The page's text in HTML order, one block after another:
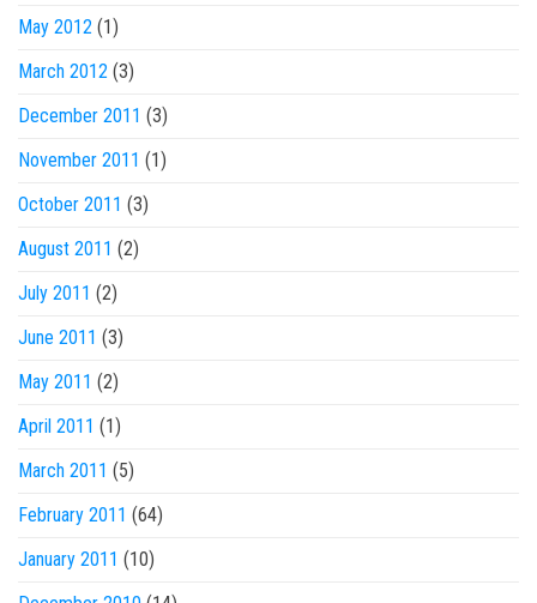
May 2012 (1)
March 2012 (3)
December 2011 (3)
November 2011 (1)
October 2011 (3)
August 2011 (2)
July 2011 (2)
June 2011 (3)
May 2011 (2)
April 2011 (1)
March 2011 (5)
February 2011 (64)
January 2011 (10)